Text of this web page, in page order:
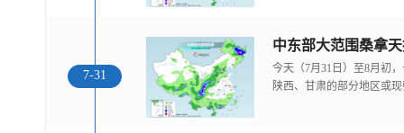
7-31
中东部大范围桑拿
今天（7月31日）至8月初
陕西、甘肃的部分地区或